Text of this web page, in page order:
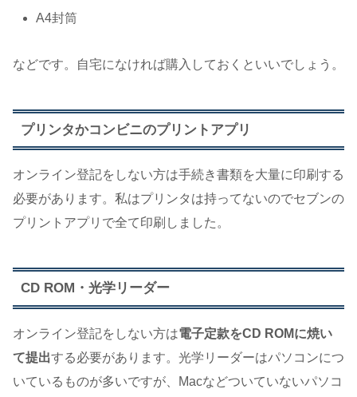
A4封筒
などです。自宅になければ購入しておくといいでしょう。
プリンタかコンビニのプリントアプリ
オンライン登記をしない方は手続き書類を大量に印刷する
必要があります。私はプリンタは持ってないのでセブンの
プリントアプリで全て印刷しました。
CD ROM・光学リーダー
オンライン登記をしない方は電子定款をCD ROMに焼い
て提出する必要があります。光学リーダーはパソコンにつ
いているものが多いですが、Macなどついていないパソコ